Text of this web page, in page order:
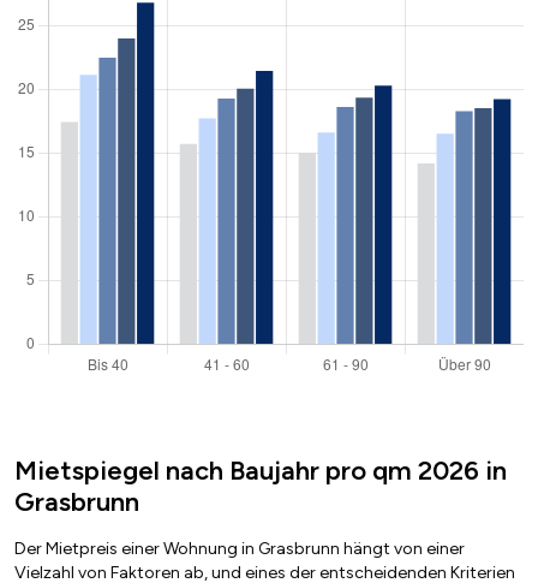
Mietspiegel nach Baujahr pro qm 2026 in
Grasbrunn
Der Mietpreis einer Wohnung in Grasbrunn hängt von einer
Vielzahl von Faktoren ab, und eines der entscheidenden Kriterien